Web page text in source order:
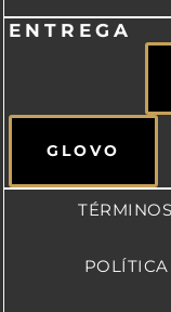
ENTREGA
GLOVO